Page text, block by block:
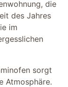
die
des Jahres
im
sorgt
Atmosphäre.